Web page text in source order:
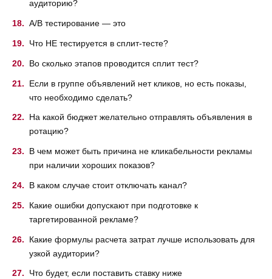
аудиторию?
А/B тестирование — это
Что НЕ тестируется в сплит-тесте?
Во сколько этапов проводится сплит тест?
Если в группе объявлений нет кликов, но есть показы,
что необходимо сделать?
На какой бюджет желательно отправлять объявления в
ротацию?
В чем может быть причина не кликабельности рекламы
при наличии хороших показов?
В каком случае стоит отключать канал?
Какие ошибки допускают при подготовке к
таргетированной рекламе?
Какие формулы расчета затрат лучше использовать для
узкой аудитории?
Что будет, если поставить ставку ниже